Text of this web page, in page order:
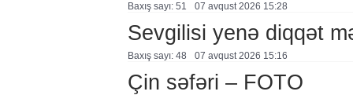
Baxış sayı: 51 07 avqust 2026 15:28
Sevgilisi yenə diqqət
Baxış sayı: 48 07 avqust 2026 15:16
Çin səfəri – FOTO